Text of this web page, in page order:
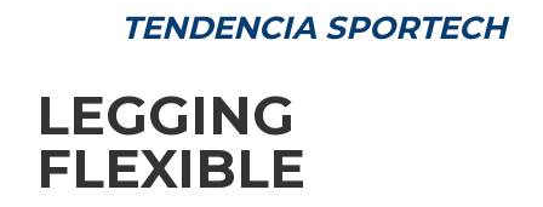
TENDENCIA SPORTECH
LEGGING
FLEXIBLE